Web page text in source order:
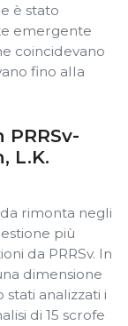
è stato
emergente
coincidevano
fino alla
L.K.
rimonta negli
più
da PRRSv. In
dimensione
analizzati i
di 15 scrofe